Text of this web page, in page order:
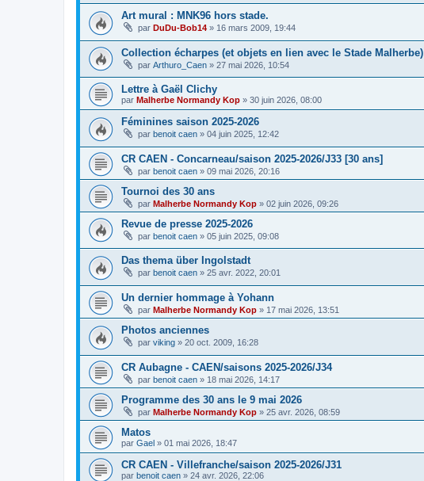
Art mural : MNK96 hors stade.
par DuDu-Bob14 » 16 mars 2009, 19:44
Collection écharpes (et objets en lien avec le Stade Malherbe)
par Arthuro_Caen » 27 mai 2026, 10:54
Lettre à Gaël Clichy
par Malherbe Normandy Kop » 30 juin 2026, 08:00
Féminines saison 2025-2026
par benoit caen » 04 juin 2025, 12:42
CR CAEN - Concarneau/saison 2025-2026/J33 [30 ans]
par benoit caen » 09 mai 2026, 20:16
Tournoi des 30 ans
par Malherbe Normandy Kop » 02 juin 2026, 09:26
Revue de presse 2025-2026
par benoit caen » 05 juin 2025, 09:08
Das thema über Ingolstadt
par benoit caen » 25 avr. 2022, 20:01
Un dernier hommage à Yohann
par Malherbe Normandy Kop » 17 mai 2026, 13:51
Photos anciennes
par viking » 20 oct. 2009, 16:28
CR Aubagne - CAEN/saisons 2025-2026/J34
par benoit caen » 18 mai 2026, 14:17
Programme des 30 ans le 9 mai 2026
par Malherbe Normandy Kop » 25 avr. 2026, 08:59
Matos
par Gael » 01 mai 2026, 18:47
CR CAEN - Villefranche/saison 2025-2026/J31
par benoit caen » 24 avr. 2026, 22:06